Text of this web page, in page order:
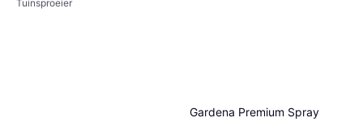
Tuinsproeier
Gardena Premium Spray